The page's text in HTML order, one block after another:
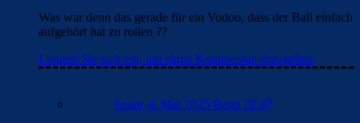
Was war denn das gerade für ein Vodoo, dass der Ball einfach
aufgehört hat zu rollen ??
Loggen Sie sich ein, um einen Kommentar abzugeben
hauar 4. Mai 2025 Beim 22:47